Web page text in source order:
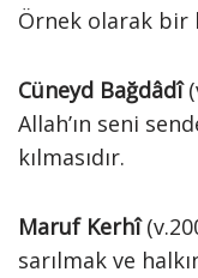
Örnek olarak bir
Cüneyd Bağdâdî
Allah’ın seni
kılmasıdır.
Maruf Kerhî
sarılmak ve